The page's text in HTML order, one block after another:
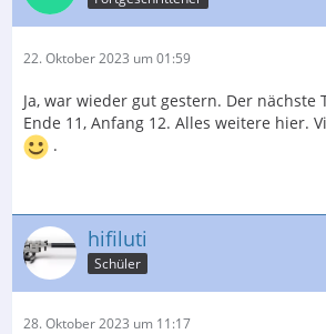
22. Oktober 2023 um 01:59
Ja, war wieder gut gestern. Der nächste
Ende 11, Anfang 12. Alles weitere hier.
.
hifiluti
Schüler
28. Oktober 2023 um 11:17